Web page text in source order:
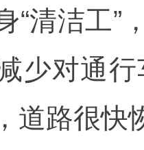
“清洁工”
少对通
道路很快